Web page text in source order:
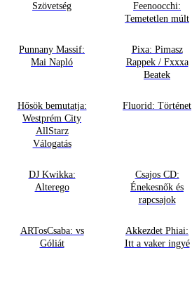
Szövetség
Feenoocchi:
Temetetlen múlt
Punnany Massif:
Mai Napló
Pixa: Pimasz
Rappek / Fxxxa
Beatek
Hősök bemutatja:
Westprém City
AllStarz
Válogatás
Fluorid: Történet
DJ Kwikka:
Alterego
Csajos CD:
Énekesnők és
rapcsajok
ARTosCsaba: vs
Góliát
Akkezdet Phiai:
Itt a vaker ingyé